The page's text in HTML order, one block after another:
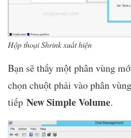
Hộp thoại Shrink xuất hiện
Bạn sẽ thấy một phân vùng
chọn chuột phải vào phân
tiếp New Simple Volume.